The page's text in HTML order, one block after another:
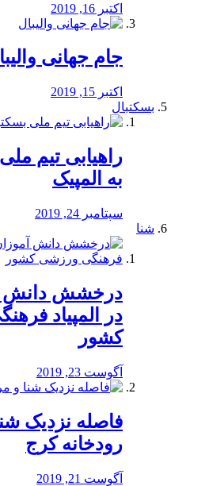
اکتبر 16, 2019
جام جهانی
اکتبر 15, 2019
بسکتبال
راهیابی تیم
به المپیک
سپتامبر 24, 2019
شنا
درخشش دانش
در المپیاد
کشور
آگوست 23, 2019
️فاصله نزدیک
رودخانه کرج
آگوست 21, 2019